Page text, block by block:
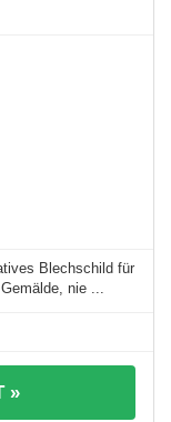
Blechschild für
nie ...
»